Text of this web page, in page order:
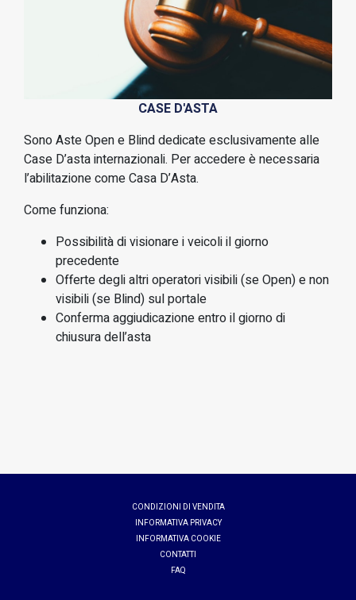
CASE D'ASTA
Sono Aste Open e Blind dedicate esclusivamente alle
Case D’asta internazionali. Per accedere è necessaria
l’abilitazione come Casa D’Asta.
Come funziona:
Possibilità di visionare i veicoli il giorno
precedente
Offerte degli altri operatori visibili (se Open) e non
visibili (se Blind) sul portale
Conferma aggiudicazione entro il giorno di
chiusura dell’asta
CONDIZIONI DI VENDITA
INFORMATIVA PRIVACY
INFORMATIVA COOKIE
CONTATTI
FAQ